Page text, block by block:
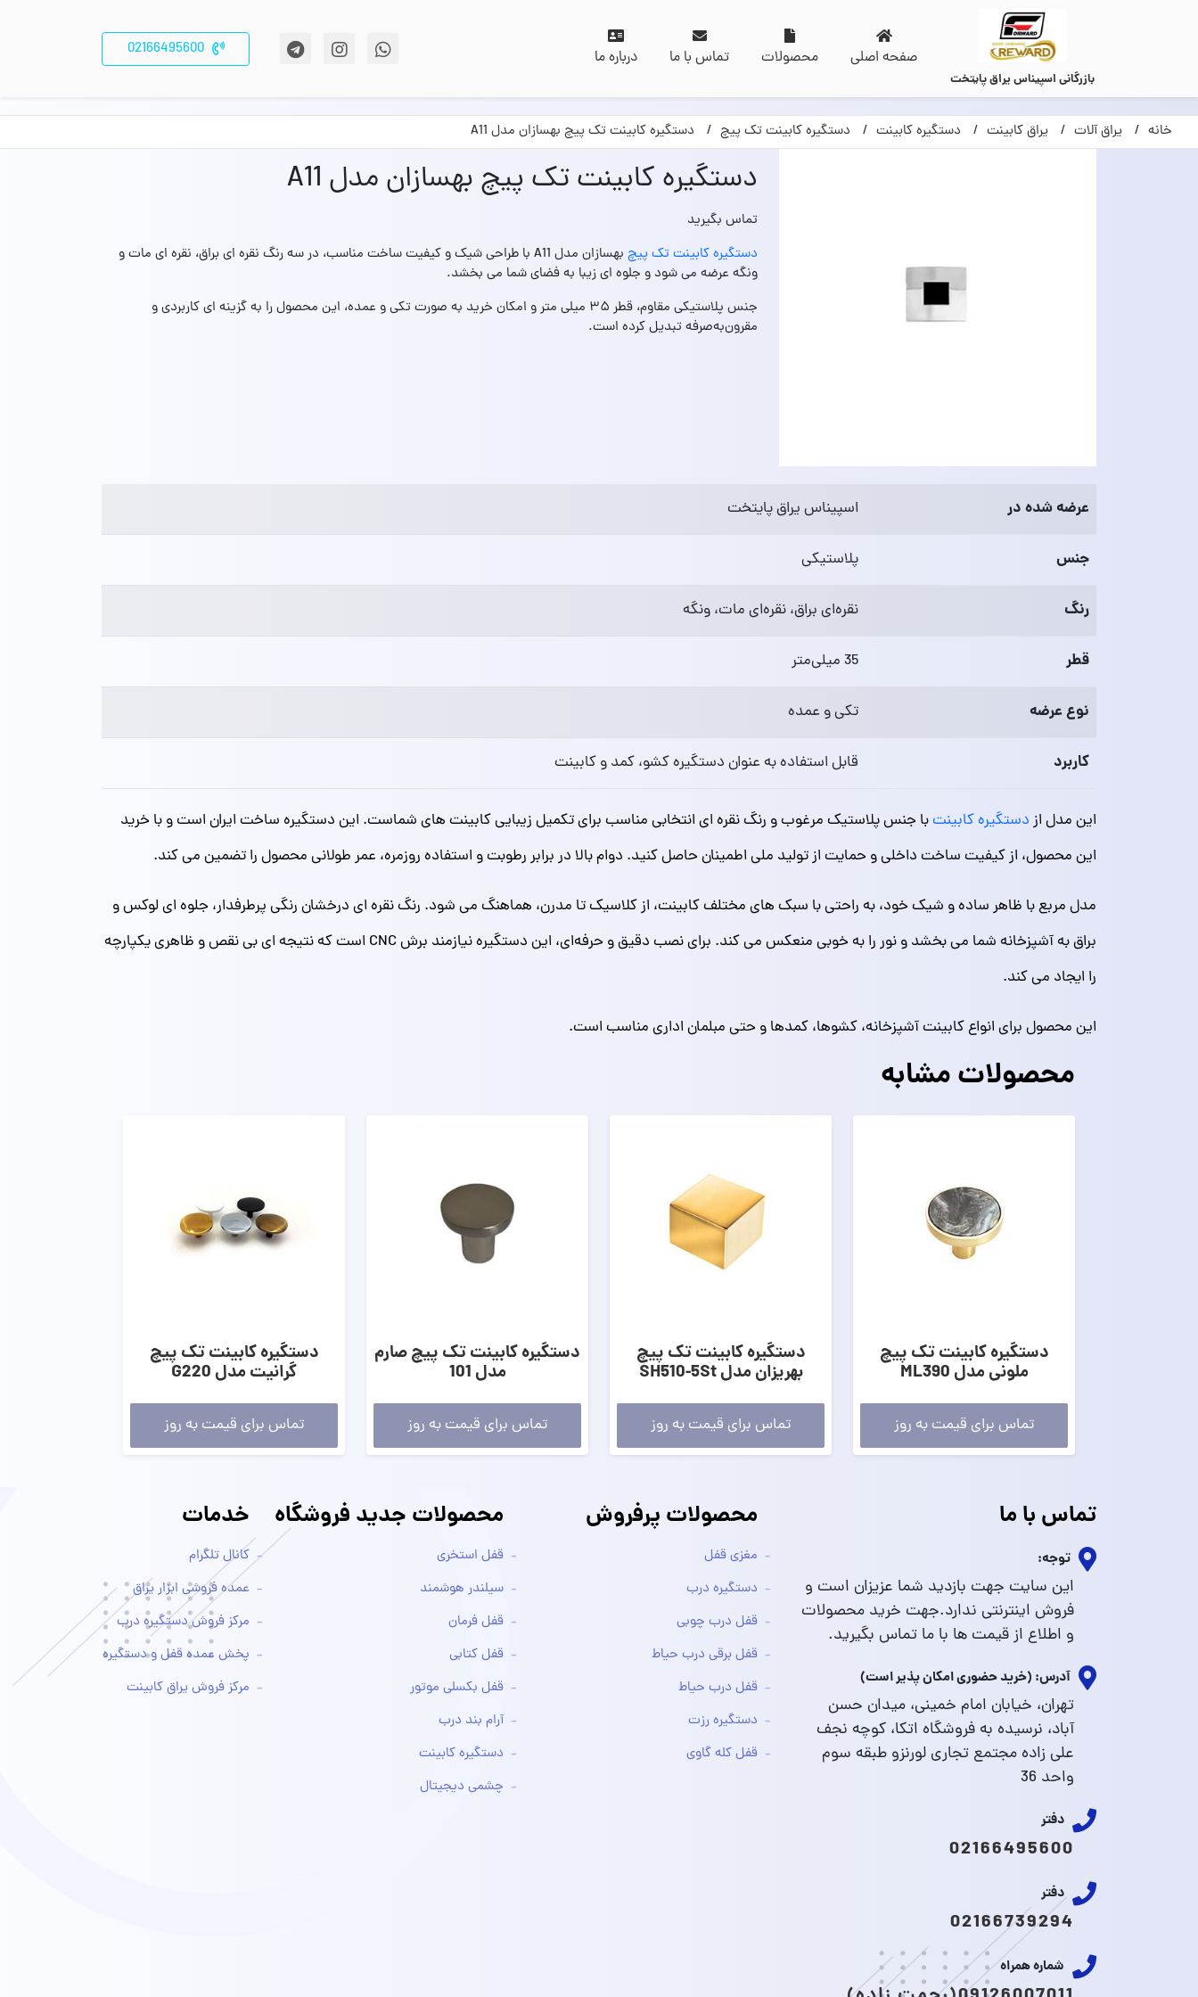
بازرگانی اسپیناس یراق پایتخت
صفحه اصلی محصولات تماس با ما درباره ما 02166495600
خانه یراق آلات یراق کابینت دستگیره کابینت دستگیره کابینت تک پیچ دستگیره کابینت تک پیچ بهسازان مدل A11
دستگیره کابینت تک پیچ بهسازان مدل A11
تماس بگیرید
دستگیره کابینت تک پیچ
بهسازان مدل A11 با طراحی شیک و کیفیت ساخت مناسب، در سه رنگ نقره‌ ای براق، نقره‌ ای مات و
ونگه عرضه می‌ شود و جلوه‌ ای زیبا به فضای شما می‌ بخشد.
جنس پلاستیکی مقاوم، قطر ۳۵ میلی‌ متر و امکان خرید به‌ صورت تکی و عمده، این محصول را به گزینه‌ ای کاربردی و
مقرون‌به‌صرفه تبدیل کرده است.
عرضه شده در اسپیناس یراق پایتخت
جنس پلاستیکی
رنگ نقره‌ای براق، نقره‌ای مات، ونگه
قطر 35 میلی‌متر
نوع عرضه تکی و عمده
کاربرد قابل استفاده به عنوان دستگیره کشو، کمد و کابینت
این مدل ازدستگیره کابینتبا جنس پلاستیک مرغوب و رنگ نقره‌ ای انتخابی مناسب برای تکمیل زیبایی کابینت‌ های شماست. این دستگیره ساخت ایران است و با خرید
این محصول، از کیفیت ساخت داخلی و حمایت از تولید ملی اطمینان حاصل کنید. دوام بالا در برابر رطوبت و استفاده روزمره، عمر طولانی محصول را تضمین می‌ کند.
مدل مربع با ظاهر ساده و شیک خود، به راحتی با سبک‌ های مختلف کابینت، از کلاسیک تا مدرن، هماهنگ می‌ شود. رنگ نقره‌ ای درخشان رنگی پرطرفدار، جلوه‌ ای لوکس و
براق به آشپزخانه شما می‌ بخشد و نور را به خوبی منعکس می‌ کند. برای نصب دقیق و حرفه‌ای، این دستگیره نیازمند برش CNC است که نتیجه‌ ای بی‌ نقص و ظاهری یکپارچه
را ایجاد می‌ کند.
این محصول برای انواع کابینت آشپزخانه، کشوها، کمدها و حتی مبلمان اداری مناسب است.
محصولات مشابه
دستگیره کابینت تک پیچ
ملونی مدل ML390
تماس برای قیمت به روز
دستگیره کابینت تک پیچ
بهریزان مدل SH510-5St
تماس برای قیمت به روز
دستگیره کابینت تک پیچ صارم
مدل 101
تماس برای قیمت به روز
دستگیره کابینت تک پیچ
گرانیت مدل G220
تماس برای قیمت به روز
تماس با ما
توجه:
این سایت جهت بازدید شما عزیزان است و
فروش اینترنتی ندارد.جهت خرید محصولات
و اطلاع از قیمت ها با ما تماس بگیرید.
آدرس: (خرید حضوری امکان پذیر است)
تهران، خیابان امام خمینی، میدان حسن
آباد، نرسیده به فروشگاه اتکا، کوچه نجف
علی زاده مجتمع تجاری لورنزو طبقه سوم
واحد 36
دفتر
02166495600
دفتر
02166739294
شماره همراه
محصولات پرفروش
مغزی قفل
دستگیره درب
قفل درب چوبی
قفل برقی درب حیاط
قفل درب حیاط
دستگیره رزت
قفل کله گاوی
محصولات جدید فروشگاه
قفل استخری
سیلندر هوشمند
قفل فرمان
قفل کتابی
قفل بکسلی موتور
آرام بند درب
دستگیره کابینت
چشمی دیجیتال
خدمات
کانال تلگرام
عمده فروشی ابزار یراق
مرکز فروش دستگیره درب
پخش عمده قفل و دستگیره
مرکز فروش یراق کابینت